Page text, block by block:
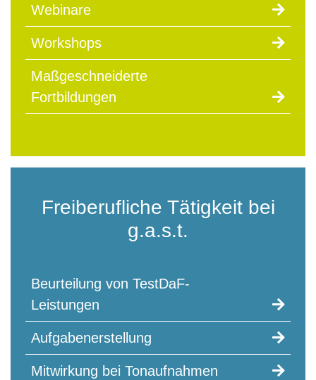
Webinare
Workshops
Maßgeschneiderte
Fortbildungen
Freiberufliche Tätigkeit bei
g.a.s.t.
Beurteilung von TestDaF-
Leistungen
Aufgabenerstellung
Mitwirkung bei Tonaufnahmen